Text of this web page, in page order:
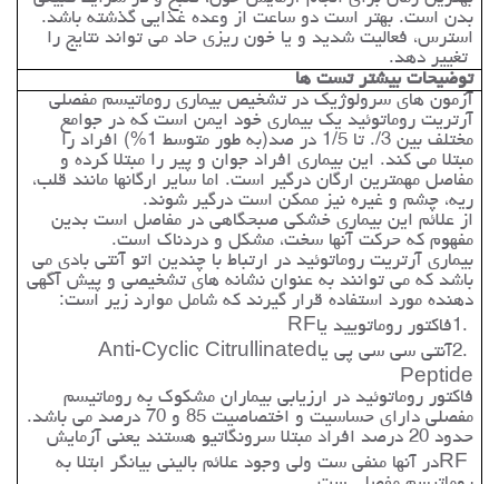
بدن است. بهتر است دو ساعت از وعده غذایی گذشته باشد.
استرس، فعالیت شدید و یا خون ریزی حاد می تواند نتایج را
تغییر دهد.
توضیحات بیشتر تست ها
آزمون های سرولوژیک در تشخیص بیماری روماتیسم مفصلی
آرتریت روماتوئید یک بیماری خود ایمن است که در جوامع
مختلف بین 3/. تا 1/5 در صد(به طور متوسط 1%) افراد را
مبتلا می کند. این بیماری افراد جوان و پیر را مبتلا کرده و
مفاصل مهمترین ارگان درگیر است. اما سایر ارگانها مانند قلب،
ریه، چشم و غیره نیز ممکن است درگیر شوند.
از علائم این بیماری خشکی صبحگاهی در مفاصل است بدین
مفهوم که حرکت آنها سخت، مشکل و دردناک است.
بیماری آرتریت روماتوئید در ارتباط با چندین اتو آنتی بادی می
باشد که می توانند به عنوان نشانه های تشخیصی و پیش آگهی
دهنده مورد استفاده قرار گیرند که شامل موارد زیر است:
1.فاکتور روماتویید یاRF
2.آنتی سی سی پی یاAnti-Cyclic Citrullinated
Peptide
فاکتور روماتوئید در ارزیابی بیماران مشکوک به روماتیسم
مفصلی دارای حساسیت و اختصاصیت 85 و 70 درصد می باشد.
حدود 20 درصد افراد مبتلا سرونگاتیو هستند یعنی آزمایش
RFدر آنها منفی ست ولی وجود علائم بالینی بیانگر ابتلا به